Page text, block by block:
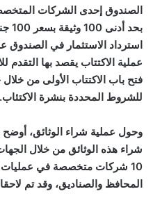
الصندوق إحدى الشركات
استرداد الاستثمار في
عملية الاكتتاب يقصد بها التقدم
فتح باب الاكتتاب الأولى من
للشروط المحددة بنشرة الاكتئاب.
وحول عملية شراء الوثائق، أوضح
شراء هذه الوثائق من خلال
10 شركات متخصصة في عمليات
المحافظ والصناديق، وقد تم